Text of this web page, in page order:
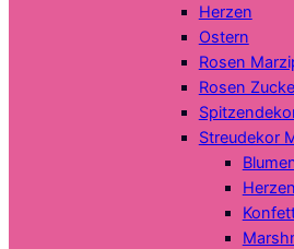
Herzen
Ostern
Rosen
Rosen
Streudekor
Herzen